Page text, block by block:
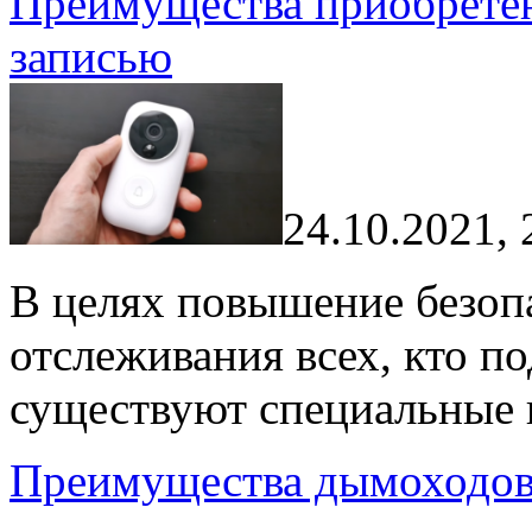
записью
24.10.2021,
В целях повышение
отслеживания всех, кто
существуют специальные
Преимущества